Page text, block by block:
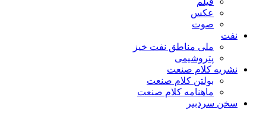
عکس
صوت
نفت
ملی مناطق نفت خیز
پتروشیمی
نشریه کلام صنعت
بولتن کلام صنعت
ماهنامه کلام صنعت
سخن سردبیر